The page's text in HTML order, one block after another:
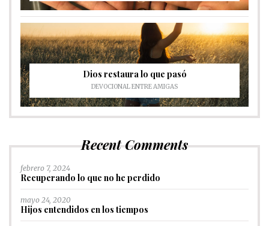
Dios restaura lo que pasó
DEVOCIONAL ENTRE AMIGAS
Recent Comments
febrero 7, 2024
Recuperando lo que no he perdido
mayo 24, 2020
Hijos entendidos en los tiempos